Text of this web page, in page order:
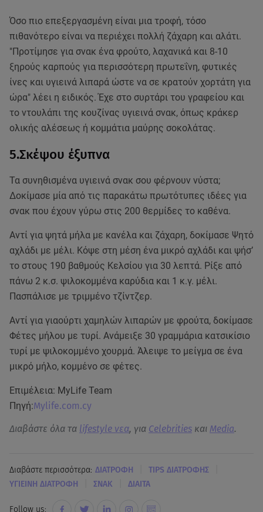
Όσο πιο επεξεργασμένη είναι μια τροφή, τόσο
πιθανότερο είναι να περιέχει πολλή ζάχαρη και αλάτι.
"Προτίμησε για σνακ ένα φρούτο, λαχανικά και 8-10
ξηρούς καρπούς για περισσότερη πρωτεΐνη, φυτικές
ίνες και υγιεινά λιπαρά ώστε να σε κρατούν χορτάτη για
ώρα" λέει η ειδικός. Έχε στο συρτάρι του γραφείου και
το ντουλάπι της κουζίνας υγιεινά σνακ, όπως κράκερ
ολικής αλέσεως ή κομμάτια μαύρης σοκολάτας.
5.Σκέψου έξυπνα
Τα συνηθισμένα υγιεινά σνακ σου φέρνουν νύστα;
Δοκίμασε μία από τις παρακάτω πρωτότυπες ιδέες για
σνακ που έχουν γύρω στις 200 θερμίδες το καθένα.
Αντί για ψητά μήλα με κανέλα και ζάχαρη, δοκίμασε Ψητό
αχλάδι με μέλι. Κόψε στη μέση ένα μικρό αχλάδι και ψήσ’
το στους 190 βαθμούς Κελσίου για 30 λεπτά. Ρίξε από
πάνω 2 κ.σ. ψιλοκομμένα καρύδια και 1 κ.γ. μέλι.
Πασπάλισε με τριμμένο τζίντζερ.
Αντί για γιαούρτι χαμηλών λιπαρών με φρούτα, δοκίμασε
Φέτες μήλου με τυρί. Ανάμειξε 30 γραμμάρια κατσικίσιο
τυρί με ψιλοκομμένο χουρμά. Άλειψε το μείγμα σε ένα
μικρό μήλο, κομμένο σε φέτες.
Επιμέλεια: MyLife Team
Πηγή:Mylife.com.cy
Διαβάστε όλα τα lifestyle νεα, για Celebrities και Media.
Διαβάστε περισσότερα: ΔΙΑΤΡΟΦΗ TIPS ΔΙΑΤΡΟΦΗΣ
ΥΓΙΕΙΝΗ ΔΙΑΤΡΟΦΗ ΣΝΑΚ ΔΙΑΙΤΑ
Follow us: